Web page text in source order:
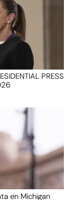
PRESS
en Michigan